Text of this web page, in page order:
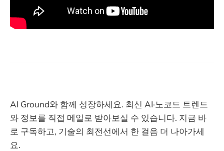
AI Ground와 함께 성장하세요. 최신 AI·노코드 트렌드
와 정보를 직접 메일로 받아보실 수 있습니다. 지금 바
로 구독하고, 기술의 최전선에서 한 걸음 더 나아가세
요.